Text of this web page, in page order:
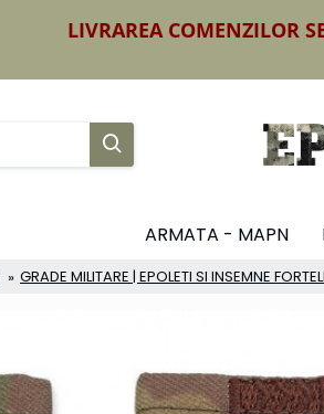
LIVRAREA COMENZILOR
ARMATA - MAPN
GRADE MILITARE | EPOLETI SI INSEMNE